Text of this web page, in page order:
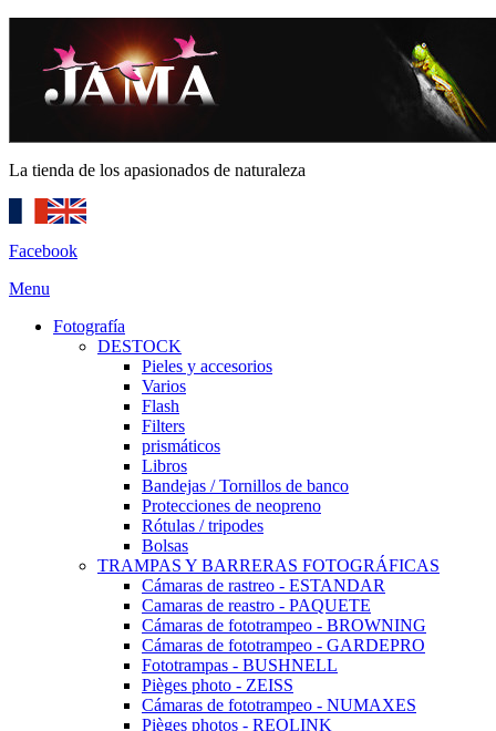
La tienda de los apasionados de naturaleza
Facebook
Menu
Fotografía
DESTOCK
Pieles y accesorios
Varios
Flash
Filters
prismáticos
Libros
Bandejas / Tornillos de banco
Protecciones de neopreno
Rótulas / tripodes
Bolsas
TRAMPAS Y BARRERAS FOTOGRÁFICAS
Cámaras de rastreo - ESTANDAR
Camaras de reastro - PAQUETE
Cámaras de fototrampeo - BROWNING
Cámaras de fototrampeo - GARDEPRO
Fototrampas - BUSHNELL
Pièges photo - ZEISS
Cámaras de fototrampeo - NUMAXES
Pièges photos - REOLINK